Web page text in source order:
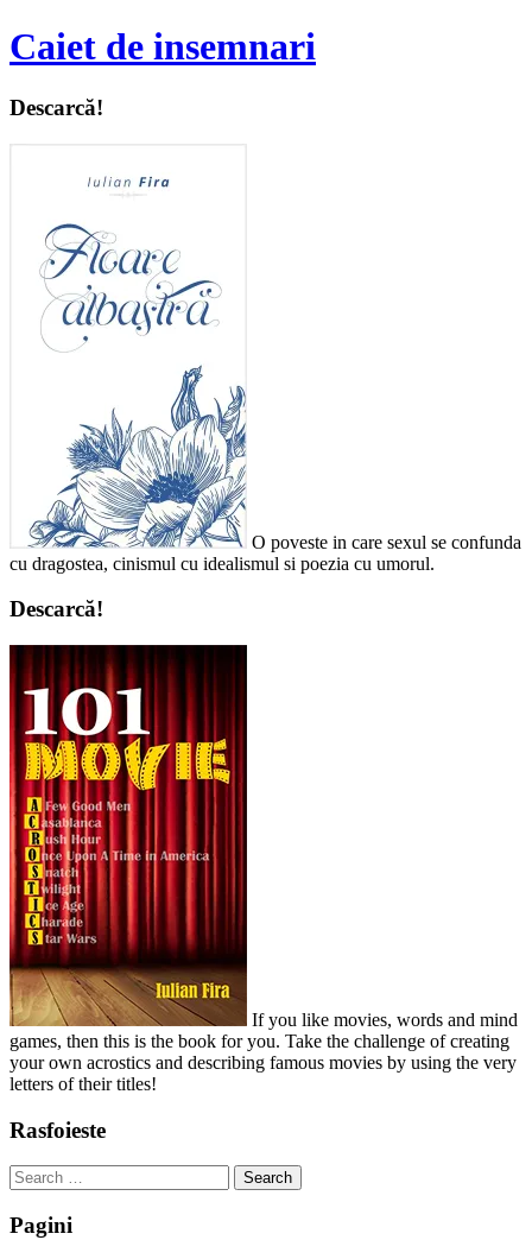
Caiet de insemnari
Descarcă!
O poveste in care sexul se confunda
cu dragostea, cinismul cu idealismul si poezia cu umorul.
Descarcă!
If you like movies, words and mind
games, then this is the book for you. Take the challenge of creating
your own acrostics and describing famous movies by using the very
letters of their titles!
Rasfoieste
Search
for:
Pagini